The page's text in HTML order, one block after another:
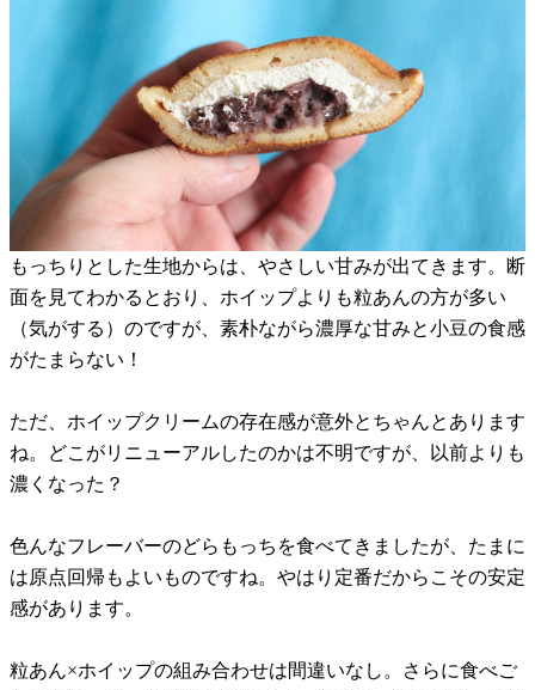
もっちりとした生地からは、やさしい甘みが出てきます。断
面を見てわかるとおり、ホイップよりも粒あんの方が多い
（気がする）のですが、素朴ながら濃厚な甘みと小豆の食感
がたまらない！
ただ、ホイップクリームの存在感が意外とちゃんとあります
ね。どこがリニューアルしたのかは不明ですが、以前よりも
濃くなった？
色んなフレーバーのどらもっちを食べてきましたが、たまに
は原点回帰もよいものですね。やはり定番だからこその安定
感があります。
粒あん×ホイップの組み合わせは間違いなし。さらに食べご